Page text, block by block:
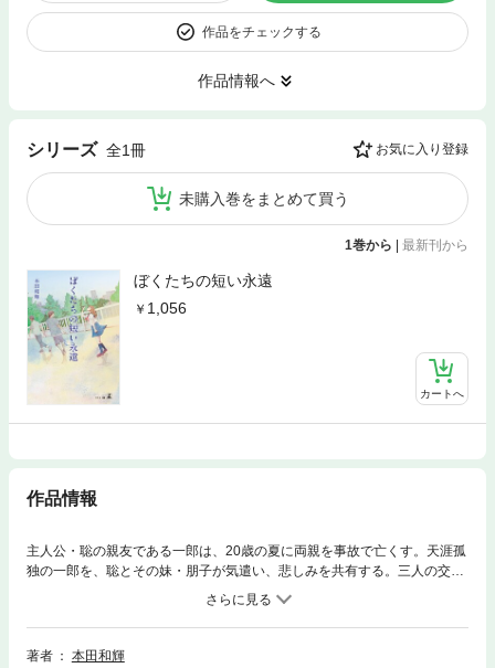
作品をチェックする
作品情報へ
シリーズ 全1冊 お気に入り登録
未購入巻をまとめて買う
1巻から | 最新刊から
ぼくたちの短い永遠
1,056
カートへ
作品情報
主人公・聡の親友である一郎は、20歳の夏に両親を事故で亡くす。天涯孤
独の一郎を、聡とその妹・朋子が気遣い、悲しみを共有する。三人の交流
はさらに深まり、心おだやかに夏休みを過ごす中、一郎の親類を名乗る男
が突然現れる。両親の死因、自らの出生の秘密―。十代の若者が背負うに
は重過ぎる真実。すべてを知った一郎を苦悩が襲う。 そして、壊れかけ
ていたのは一郎だけではなかった。不協和音が響き始める、友人と家族の
著者
本田和輝